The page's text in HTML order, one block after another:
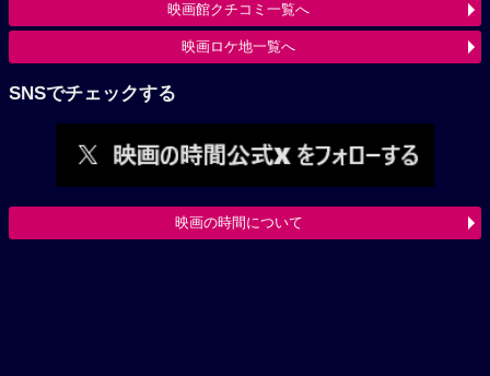
映画館クチコミ一覧へ
映画ロケ地一覧へ
SNSでチェックする
映画の時間について